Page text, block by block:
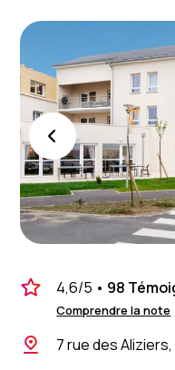
4,6/5 • 98
Comprendre la note
7 rue des